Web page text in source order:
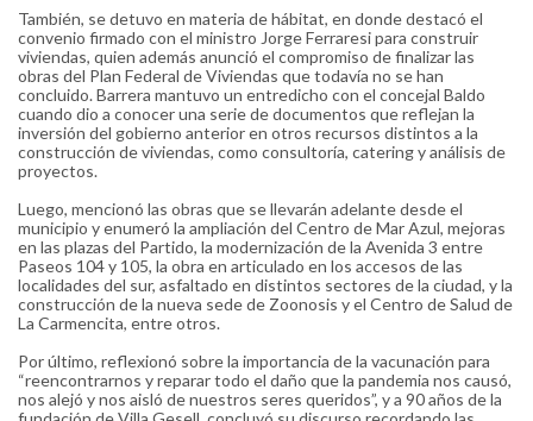
También, se detuvo en materia de hábitat, en donde destacó el
convenio firmado con el ministro Jorge Ferraresi para construir
viviendas, quien además anunció el compromiso de finalizar las
obras del Plan Federal de Viviendas que todavía no se han
concluido. Barrera mantuvo un entredicho con el concejal Baldo
cuando dio a conocer una serie de documentos que reflejan la
inversión del gobierno anterior en otros recursos distintos a la
construcción de viviendas, como consultoría, catering y análisis de
proyectos.
Luego, mencionó las obras que se llevarán adelante desde el
municipio y enumeró la ampliación del Centro de Mar Azul, mejoras
en las plazas del Partido, la modernización de la Avenida 3 entre
Paseos 104 y 105, la obra en articulado en los accesos de las
localidades del sur, asfaltado en distintos sectores de la ciudad, y la
construcción de la nueva sede de Zoonosis y el Centro de Salud de
La Carmencita, entre otros.
Por último, reflexionó sobre la importancia de la vacunación para
“reencontrarnos y reparar todo el daño que la pandemia nos causó,
nos alejó y nos aisló de nuestros seres queridos”, y a 90 años de la